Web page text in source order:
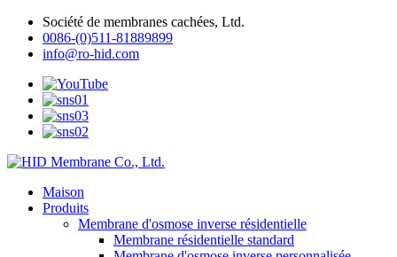
Société de membranes cachées, Ltd.
0086-(0)511-81889899
info@ro-hid.com
Maison
Produits
Membrane d'osmose inverse résidentielle
Membrane résidentielle standard